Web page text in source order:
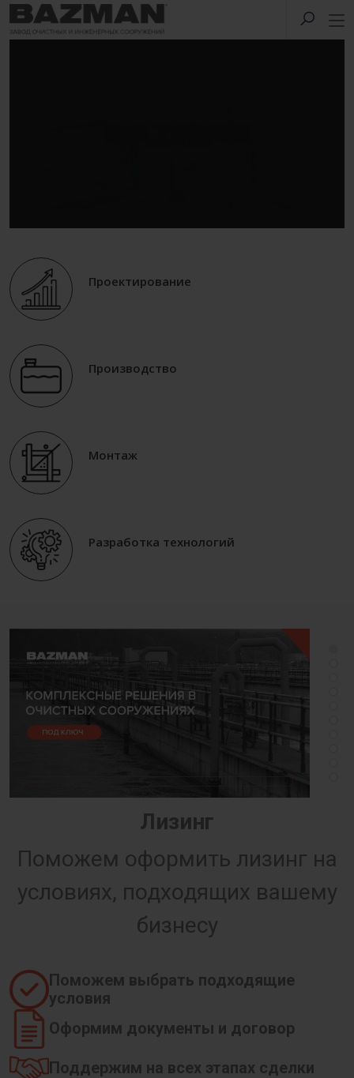
Проектирование
Производство
Монтаж
Разработка технологий
Лизинг
Поможем оформить лизинг на
условиях, подходящих вашему
бизнесу
Поможем выбрать подходящие
условия
Оформим документы и договор
Поддержим на всех этапах сделки